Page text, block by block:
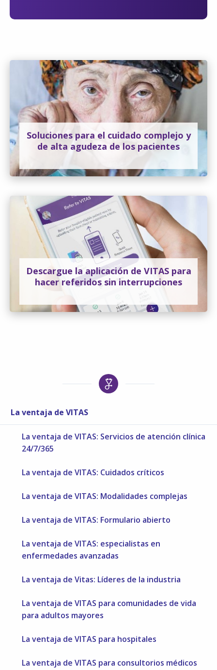
Soluciones para el cuidado complejo y
de alta agudeza de los pacientes
Descargue la aplicación de VITAS para
hacer referidos sin interrupciones
La ventaja de VITAS
La ventaja de VITAS: Servicios de atención clínica
24/7/365
La ventaja de VITAS: Cuidados críticos
La ventaja de VITAS: Modalidades complejas
La ventaja de VITAS: Formulario abierto
La ventaja de VITAS: especialistas en
enfermedades avanzadas
La ventaja de Vitas: Líderes de la industria
La ventaja de VITAS para comunidades de vida
para adultos mayores
La ventaja de VITAS para hospitales
La ventaja de VITAS para consultorios médicos